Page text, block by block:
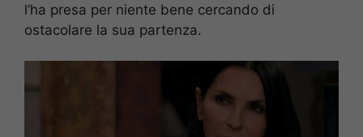
l’ha presa per niente bene cercando di
ostacolare la sua partenza.